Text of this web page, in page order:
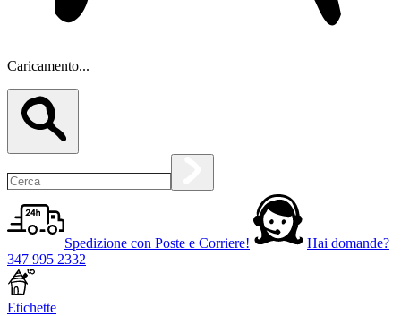
Caricamento...
Spedizione con Poste e Corriere!
Hai domande?
347 995 2332
Etichette